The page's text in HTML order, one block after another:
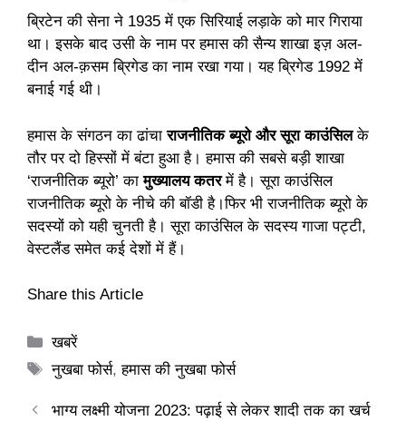
ब्रिटेन की सेना ने 1935 में एक सिरियाई लड़ाके को मार गिराया
था। इसके बाद उसी के नाम पर हमास की सैन्य शाखा इज़ अल-
दीन अल-क़सम ब्रिगेड का नाम रखा गया। यह ब्रिगेड 1992 में
बनाई गई थी।
हमास के संगठन का ढांचाराजनीतिक ब्यूरो और सूरा काउंसिलके
तौर पर दो हिस्सों में बंटा हुआ है। हमास की सबसे बड़ी शाखा
‘राजनीतिक ब्यूरो’ कामुख्यालय कतरमें है। सूरा काउंसिल
राजनीतिक ब्यूरो के नीचे की बॉडी है।फिर भी राजनीतिक ब्‍यूरो के
सदस्यों को यही चुनती है। सूरा काउंसिल के सदस्य गाजा पट्टी,
वेस्टलैंड समेत कई देशों में हैं।
Share this Article
Categories
खबरें
Tags
नुखबा फोर्स,हमास की नुखबा फोर्स
भाग्य लक्ष्मी योजना 2023: पढ़ाई से लेकर शादी तक का खर्च